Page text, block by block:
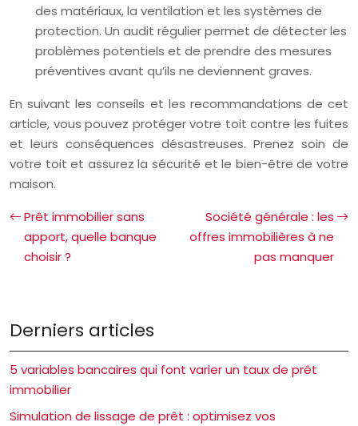
des matériaux, la ventilation et les systèmes de
protection. Un audit régulier permet de détecter les
problèmes potentiels et de prendre des mesures
préventives avant qu’ils ne deviennent graves.
En suivant les conseils et les recommandations de cet
article, vous pouvez protéger votre toit contre les fuites
et leurs conséquences désastreuses. Prenez soin de
votre toit et assurez la sécurité et le bien-être de votre
maison.
Prêt immobilier sans
apport, quelle banque
choisir ?
Société générale : les
offres immobilières à ne
pas manquer
Derniers articles
5 variables bancaires qui font varier un taux de prêt
immobilier
Simulation de lissage de prêt : optimisez vos